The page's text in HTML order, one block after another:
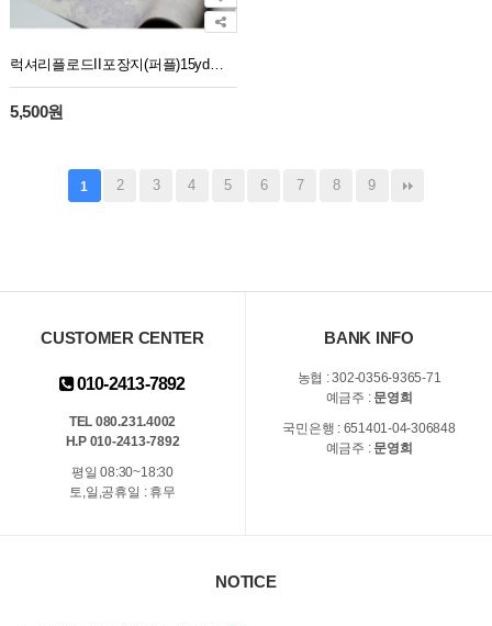
5,500원
1 2 3 4 5 6 7 8 9
CUSTOMER CENTER
010-2413-7892
TEL 080.231.4002
H.P 010-2413-7892
평일 08:30~18:30
토,일,공휴일 : 휴무
BANK INFO
농협 : 302-0356-9365-71
예금주 : 문영희
국민은행 : 651401-04-306848
예금주 : 문영희
NOTICE